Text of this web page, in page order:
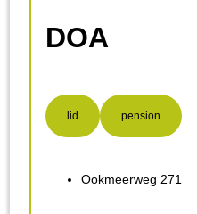
DOA
lid pension
Ookmeerweg 271